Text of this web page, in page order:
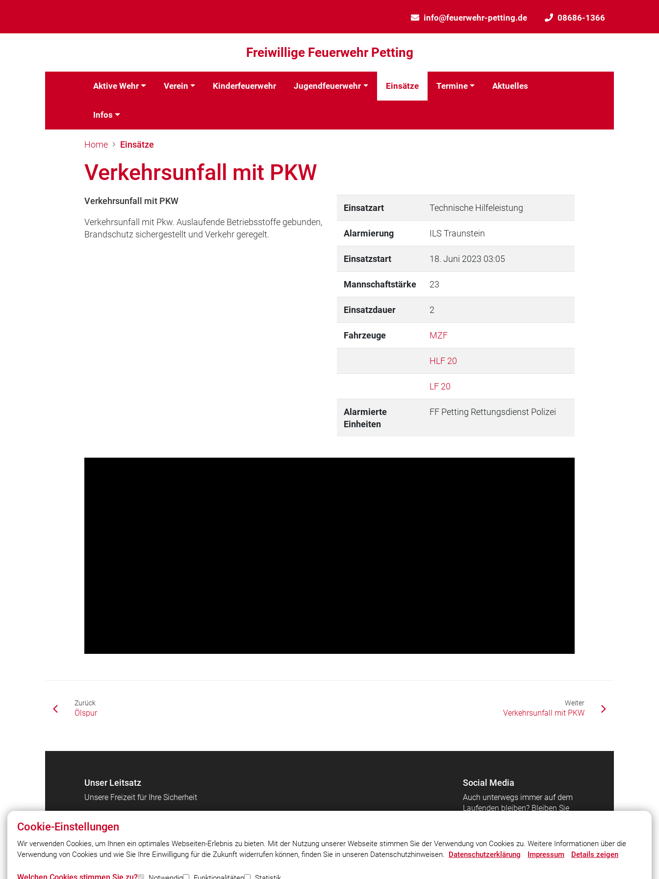
info@feuerwehr-petting.de 08686-1366
Freiwillige Feuerwehr Petting
Aktive Wehr Verein Kinderfeuerwehr Jugendfeuerwehr Einsätze Termine Aktuelles
Infos
Home Einsätze
Verkehrsunfall mit PKW
Verkehrsunfall mit PKW
Verkehrsunfall mit Pkw. Auslaufende Betriebsstoffe gebunden,
Brandschutz sichergestellt und Verkehr geregelt.
Einsatzart Technische Hilfeleistung
Alarmierung ILS Traunstein
Einsatzstart 18. Juni 2023 03:05
Mannschaftstärke 23
Einsatzdauer 2
Fahrzeuge MZF
HLF 20
LF 20
Alarmierte
Einheiten
FF Petting Rettungsdienst Polizei
Zurück
Ölspur
Weiter
Verkehrsunfall mit PKW
Unser Leitsatz
Unsere Freizeit für Ihre Sicherheit
Social Media
Auch unterwegs immer auf dem
Laufenden bleiben? Bleiben Sie
© 2026 Freiwillige Feuerwehr Petting Impressum
Cookie-Einstellungen
Wir verwenden Cookies, um Ihnen ein optimales Webseiten-Erlebnis zu bieten. Mit der Nutzung unserer Webseite stimmen Sie der Verwendung von Cookies zu. Weitere Informationen über die
Verwendung von Cookies und wie Sie Ihre Einwilligung für die Zukunft widerrufen können, finden Sie in unseren Datenschutzhinweisen. Datenschutzerklärung Impressum Details zeigen